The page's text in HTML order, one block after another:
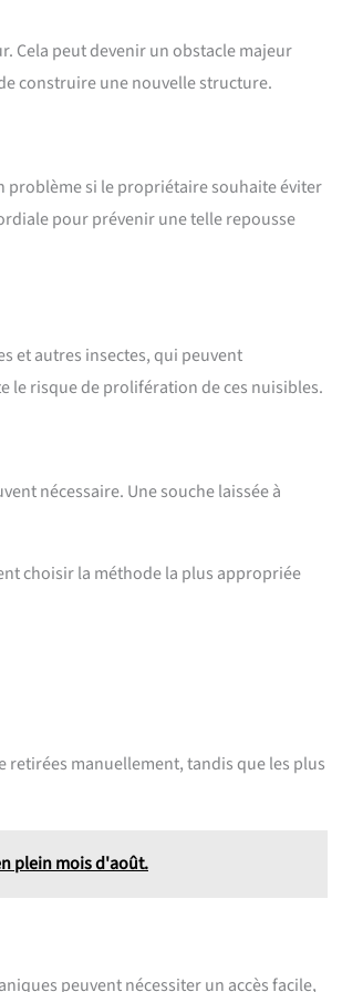
Cela peut devenir un obstacle majeur
construire une nouvelle structure.
problème si le propriétaire souhaite éviter
pour prévenir une telle repousse
et autres insectes, qui peuvent
le risque de prolifération de ces nuisibles.
nécessaire. Une souche laissée à
choisir la méthode la plus appropriée
retirées manuellement, tandis que les plus
plein mois d'août.
peuvent nécessiter un accès facile,